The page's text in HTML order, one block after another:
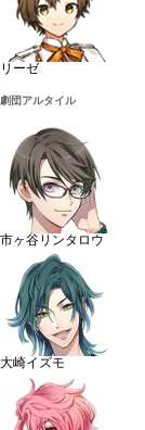
リーゼ
劇団アルタイル
市ヶ谷リンタロウ
大崎イズモ